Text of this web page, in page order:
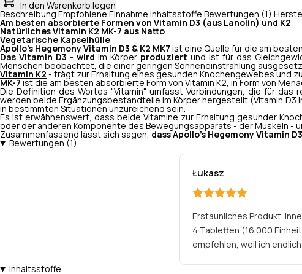
In den Warenkorb legen
Beschreibung Empfohlene Einnahme Inhaltsstoffe Bewertungen (1)
Am besten absorbierte Formen von Vitamin D3 (aus Lanolin) und K2
Natürliches Vitamin K2 MK-7 aus Natto
Vegetarische Kapselhülle
Apollo's Hegemony Vitamin D3 & K2 MK7 ist eine Quelle für die am
Das Vitamin D3 - wird im Körper produziert und ist für das
Menschen beobachtet, die einer geringen Sonneneinstrahlung
Vitamin K2 - trägt zur Erhaltung eines gesunden Knochengewebes und
MK-7 ist die am besten absorbierte Form von Vitamin K2, in Form von
Die Definition des Wortes "Vitamin" umfasst Verbindungen, die für
werden beide Ergänzungsbestandteile im Körper hergestellt (Vitamin D3
in bestimmten Situationen unzureichend sein.
Es ist erwähnenswert, dass beide Vitamine zur Erhaltung gesunder
oder der anderen Komponente des Bewegungsapparats - der Muskeln -
Zusammenfassend lässt sich sagen, dass Apollo's Hegemony Vitamin D3
Bewertungen (1)
Łukasz
Erstaunliches Produkt.
4 Tabletten (16.000
empfehlen, weil ich
Inhaltsstoffe